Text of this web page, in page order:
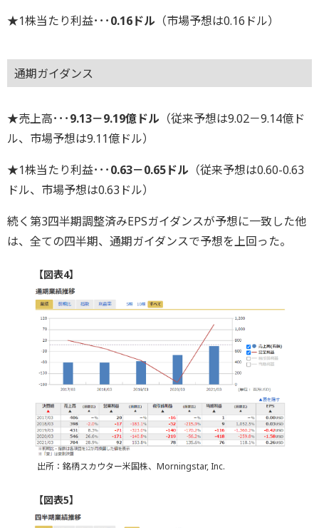
★1株当たり利益･･･0.16ドル （市場予想は0.16ドル）
通期ガイダンス
★売上高･･･9.13－9.19億ドル （従来予想は9.02－9.14億ド
ル、市場予想は9.11億ドル）
★1株当たり利益･･･0.63－0.65ドル （従来予想は0.60-0.63
ドル、市場予想は0.63ドル）
続く第3四半期調整済みEPSガイダンスが予想に一致した他
は、全ての四半期、通期ガイダンスで予想を上回った。
【図表4】
出所：銘柄スカウター米国株、Morningstar, Inc.
【図表5】